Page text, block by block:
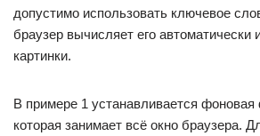
допустимо использовать ключевое
браузер вычисляет его автоматически
картинки.
В примере 1 устанавливается фоновая
которая занимает всё окно браузера.